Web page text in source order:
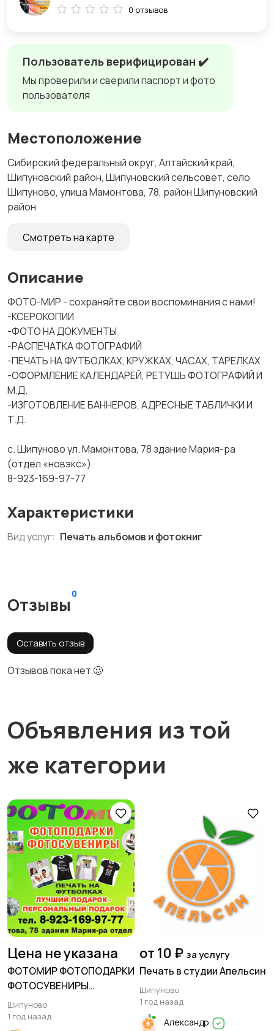
Пользователь верифицирован ✔️
Мы проверили и сверили паспорт и фото
пользователя
Местоположение
Сибирский федеральный округ, Алтайский край,
Шипуновский район, Шипуновский сельсовет, село
Шипуново, улица Мамонтова, 78, район Шипуновский
район
Смотреть на карте
Описание
ФОТО-МИР - сохраняйте свои воспоминания с нами!
-КСЕРОКОПИИ
-ФОТО НА ДОКУМЕНТЫ
-РАСПЕЧАТКА ФОТОГРАФИЙ
-ПЕЧАТЬ НА ФУТБОЛКАХ, КРУЖКАХ, ЧАСАХ, ТАРЕЛКАХ
-ОФОРМЛЕНИЕ КАЛЕНДАРЕЙ, РЕТУШЬ ФОТОГРАФИЙ И
М.Д.
-ИЗГОТОВЛЕНИЕ БАННЕРОВ, АДРЕСНЫЕ ТАБЛИЧКИ И
Т.Д.
с. Шипуново ул. Мамонтова, 78 здание Мария-ра
(отдел «новэкс»)
8-923-169-97-77
Характеристики
Вид услуг: Печать альбомов и фотокниг
Отзывы
0
Оставить отзыв
Отзывов пока нет 🥴
0 отзывов
Объявления из той
же категории
Цена не указана
ФОТОМИР ФОТОПОДАРКИ
ФОТОСУВЕНИРЫ
ФОТОПЕЧАТЬ
Шипуново
1 год назад
от 10 ₽ за услугу
Печать в студии Апельсин
Шипуново
1 год назад
Александр